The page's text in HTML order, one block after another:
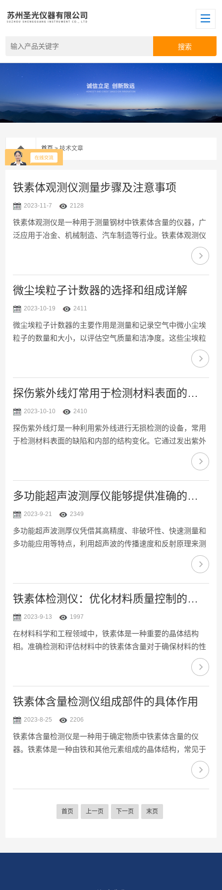
首页> 技术文章
铁素体观测仪测量步骤及注意事项
2023-11-7 2128
铁素体观测仪是一种用于测量钢材中铁素体含量的仪器，广
泛应用于冶金、机械制造、汽车制造等行业。铁素体观测仪
测量步骤:1.准备工作:先，需要确保观测仪处于良好的工作状
态，包括电池电量充足、仪器清洁等。同时，还需要准备好
待测的钢材样品，确保其表面无油污、锈蚀等杂质。2.安装
试样:将待测的钢材样品安装在观测仪的测试台上，确保样品
按下观测仪的开机键，启动仪器。在仪器启动过程中，需要
等待一-段时间，以确保仪器进入正常工作状态。4.调...
微尘埃粒子计数器的选择和组成详解
2023-10-19 2411
微尘埃粒子计数器的主要作用是测量和记录空气中微小尘埃
粒子的数量和大小，以评估空气质量和洁净度。这些尘埃粒
子可能对健康产生不良影响，因此对其数量和大小进行准确
的监测和控制是十分必要的。用于测量和记录微小尘埃粒子
的数量和大小的设备,还可以用于科学研究、工业生产、环境
保护等领域，例如在制药、生物、化学、食品等行业中，需
保产品的质量和安全性。微尘埃粒子计数器主要由以下几个
部分组成：1.采样系统：采样系统是粒子计数器的核心组成
部分，它...
探伤紫外线灯常用于检测材料表面的缺陷
2023-10-10 2410
探伤紫外线灯是一种利用紫外线进行无损检测的设备，常用
于检测材料表面的缺陷和内部的结构变化。它通过发出紫外
线光线，使被检测材料表面反射或透射出光线，然后通过接
收反射或透射的光线，分析出被检测材料表面的缺陷和内部
的结构变化。这种检测方法具有非破坏性、高灵敏度和高精
度等优点，被广泛应用于各种材料的检测领域。探伤紫外线
对被检测材料造成破坏，可以有效地保护材料的完整性和性
能。高灵敏度：紫外线灯的检测方法具有很高的灵敏度，可
以检测出微小...
多功能超声波测厚仪能够提供准确的厚度测量数据
2023-9-21 2349
多功能超声波测厚仪凭借其高精度、非破坏性、快速测量和
多功能应用等特点，利用超声波的传播速度和反射原理来测
量材料的厚度。在工程、制造、建筑等领域中发挥着重要的
作用。它可以实现对材料厚度的准确测量，并在质量控制、
故障检测、施工监测等方面提供有力的支持。多功能超声波
测厚仪工作步骤:1.发送超声波:超声波测厚仪通过探头向被测
体内部传播，并与物体表面和内表面之间的界面发生反射。
3.接收信号:探头接收被测物体反射回来的超声波信号。4...
铁素体检测仪：优化材料质量控制的关键工具
2023-9-13 1997
在材料科学和工程领域中，铁素体是一种重要的晶体结构
相。准确检测和评估材料中的铁素体含量对于确保材料的性
能和质量关重要。为了满足这一需求，铁素体检测仪应运而
生，成为了优化材料质量控制的关键工具。铁素体检测仪是
一种用于定量分析材料中铁素体含量的仪器。它基于特定的
测量原理，能够快速、准确地确定样品中铁素体的比例。通
和非铁素体相，并计算出铁素体的含量百分比。这使得科研
人员和工程师能够定量评估材料的晶体结构，并根据检测结
果进行材料设计...
铁素体含量检测仪组成部件的具体作用
2023-8-25 2206
铁素体含量检测仪是一种用于确定物质中铁素体含量的仪
器。铁素体是一种由铁和其他元素组成的晶体结构，常见于
金属材料中。铁素体含量对于材料的性能和质量具有重要影
响，因此准确测量铁素体含量对于材料工程关重要。在材料
科学和工程领域具有广泛的应用。它可以用于质量控制，确
可以用于研究和开发新材料，帮助科学家们了解不同组织结
是磁法测量，通...
首页 上一页 下一页 末页